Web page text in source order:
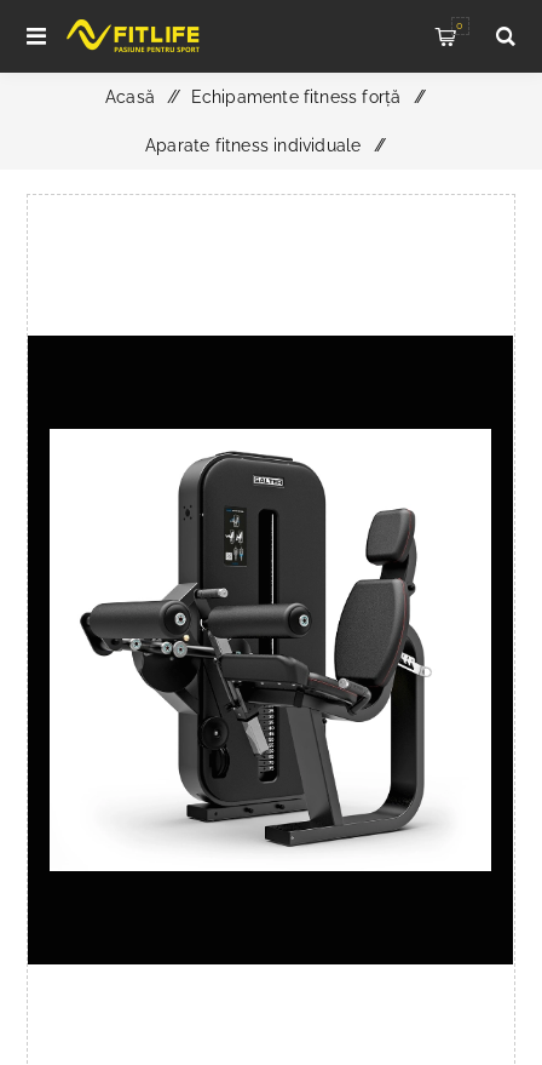
0
Acasă / Echipamente fitness forță /
Aparate fitness individuale /
APARAT FLEXIE PICIOARE SEZUT, M-2029 ESSENCE,